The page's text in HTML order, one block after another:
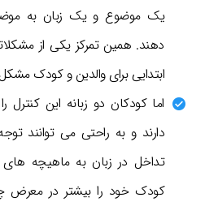
یک موضوع و یک زبان به
دهند. همین تمرکز یکی از
ابتدایی برای والدین و کودک
اما کودکان دو زبانه این کنترل
دارند و به راحتی می توانند
تداخل در زبان به ماهیچه
کودک خود را بیشتر در معرض